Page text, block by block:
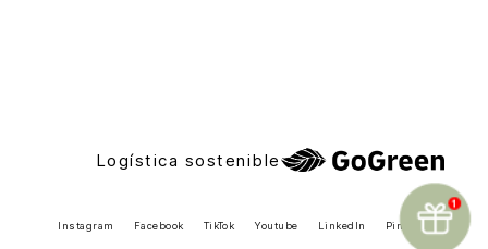
Logística sostenible
Instagram Facebook TikTok Youtube LinkedIn Pinterest